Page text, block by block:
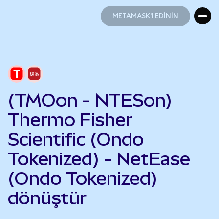
METAMASK'I EDİNİN
(TMOon - NTESon)
Thermo Fisher
Scientific (Ondo
Tokenized) - NetEase
(Ondo Tokenized)
dönüştür